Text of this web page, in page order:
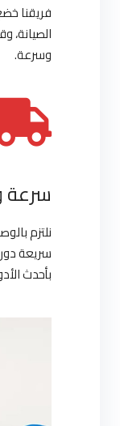
فريقنا
وسرعة.
سرعة
نلتزم
سريعة
بأحدث